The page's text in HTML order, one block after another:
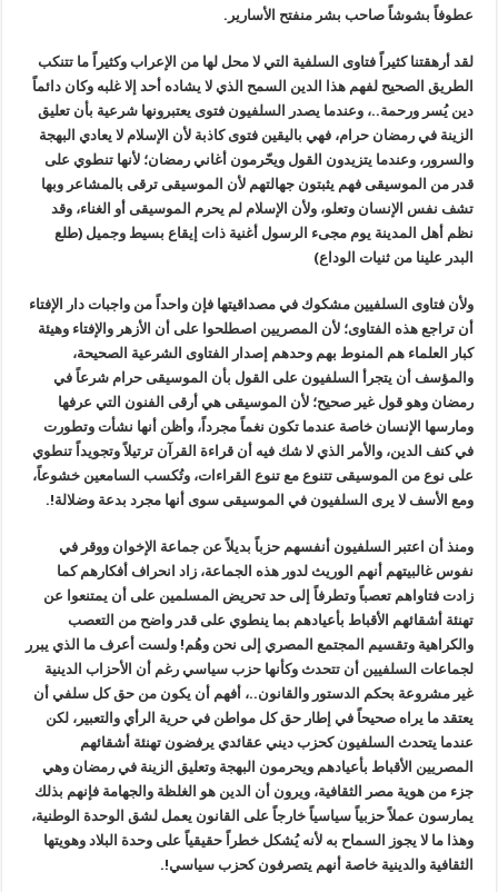
عطوفاً بشوشاً صاحب بشر منفتح الأسارير.
لقد أرهقتنا كثيراً فتاوى السلفية التي لا محل لها من الإعراب وكثيراً ما تتنكب
الطريق الصحيح لفهم هذا الدين السمح الذي لا يشاده أحد إلا غلبه وكان دائماً
دين يُسر ورحمة..، وعندما يصدر السلفيون فتوى يعتبرونها شرعية بأن تعليق
الزينة في رمضان حرام، فهي باليقين فتوى كاذبة لأن الإسلام لا يعادي البهجة
والسرور، وعندما يتزيدون القول ويحّرمون أغاني رمضان؛ لأنها تنطوي على
قدر من الموسيقى فهم يثبتون جهالتهم لأن الموسيقى ترقى بالمشاعر وبها
تشف نفس الإنسان وتعلو، ولأن الإسلام لم يحرم الموسيقى أو الغناء، وقد
نظم أهل المدينة يوم مجىء الرسول أغنية ذات إيقاع بسيط وجميل (طلع
البدر علينا من ثنيات الوداع)
ولأن فتاوى السلفيين مشكوك في مصداقيتها فإن واحداً من واجبات دار الإفتاء
أن تراجع هذه الفتاوى؛ لأن المصريين اصطلحوا على أن الأزهر والإفتاء وهيئة
كبار العلماء هم المنوط بهم وحدهم إصدار الفتاوى الشرعية الصحيحة،
والمؤسف أن يتجرأ السلفيون على القول بأن الموسيقى حرام شرعاً في
رمضان وهو قول غير صحيح؛ لأن الموسيقى هي أرقى الفنون التي عرفها
ومارسها الإنسان خاصة عندما تكون نغماً مجرداً، وأظن أنها نشأت وتطورت
في كنف الدين، والأمر الذي لا شك فيه أن قراءة القرآن ترتيلاً وتجويداً تنطوي
على نوع من الموسيقى تتنوع مع تنوع القراءات، وتُكسب السامعين خشوعاً،
ومع الأسف لا يرى السلفيون في الموسيقى سوى أنها مجرد بدعة وضلالة!.
ومنذ أن اعتبر السلفيون أنفسهم حزباً بديلاً عن جماعة الإخوان ووقر في
نفوس غالبيتهم أنهم الوريث لدور هذه الجماعة، زاد انحراف أفكارهم كما
زادت فتاواهم تعصباً وتطرفاً إلى حد تحريض المسلمين على أن يمتنعوا عن
تهنئة أشقائهم الأقباط بأعيادهم بما ينطوي على قدر واضح من التعصب
والكراهية وتقسيم المجتمع المصري إلى نحن وهُم! ولست أعرف ما الذي يبرر
لجماعات السلفيين أن تتحدث وكأنها حزب سياسي رغم أن الأحزاب الدينية
غير مشروعة بحكم الدستور والقانون..، أفهم أن يكون من حق كل سلفي أن
يعتقد ما يراه صحيحاً في إطار حق كل مواطن في حرية الرأي والتعبير، لكن
عندما يتحدث السلفيون كحزب ديني عقائدي يرفضون تهنئة أشقائهم
المصريين الأقباط بأعيادهم ويحرمون البهجة وتعليق الزينة في رمضان وهي
جزء من هوية مصر الثقافية، ويرون أن الدين هو الغلظة والجهامة فإنهم بذلك
يمارسون عملاً حزبياً سياسياً خارجاً على القانون يعمل لشق الوحدة الوطنية،
وهذا ما لا يجوز السماح به لأنه يُشكل خطراً حقيقياً على وحدة البلاد وهويتها
الثقافية والدينية خاصة أنهم يتصرفون كحزب سياسي!.